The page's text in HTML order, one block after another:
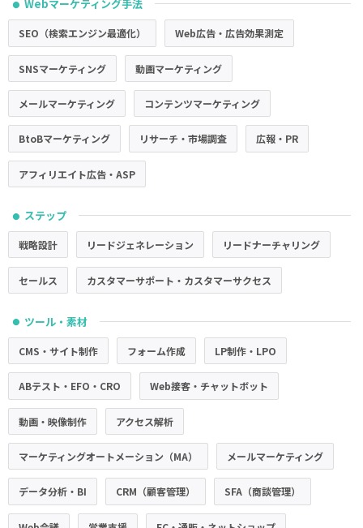
● Webマーケティング手法
SEO（検索エンジン最適化） Web広告・広告効果測定
SNSマーケティング 動画マーケティング
メールマーケティング コンテンツマーケティング
BtoBマーケティング リサーチ・市場調査 広報・PR
アフィリエイト広告・ASP
● ステップ
戦略設計 リードジェネレーション リードナーチャリング
セールス カスタマーサポート・カスタマーサクセス
● ツール・素材
CMS・サイト制作 フォーム作成 LP制作・LPO
ABテスト・EFO・CRO Web接客・チャットボット
動画・映像制作 アクセス解析
マーケティングオートメーション（MA） メールマーケティング
データ分析・BI CRM（顧客管理） SFA（商談管理）